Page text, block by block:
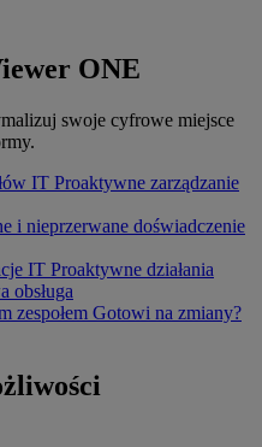
ONE
swoje cyfrowe miejsce
IT Proaktywne zarządzanie
i nieprzerwane doświadczenie
IT Proaktywne działania
obsługa
zespołem Gotowi na zmiany?